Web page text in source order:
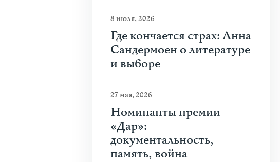
8 июля, 2026
Где кончается страх: Анна
Сандермоен о литературе
и выборе
27 мая, 2026
Номинанты премии
«Дар»:
документальность,
память, война